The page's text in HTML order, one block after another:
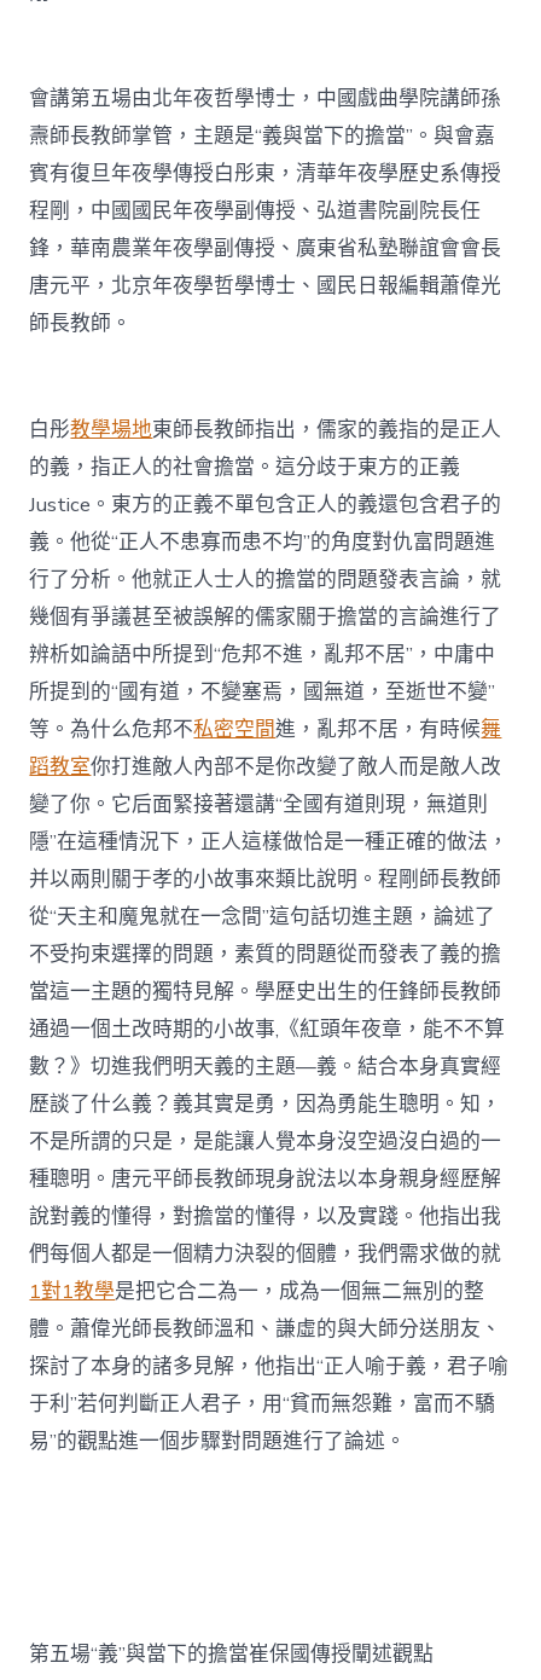
會講第五場由北年夜哲學博士，中國戲曲學院講師孫
燾師長教師掌管，主題是“義與當下的擔當”。與會嘉
賓有復旦年夜學傳授白彤東，清華年夜學歷史系傳授
程剛，中國國民年夜學副傳授、弘道書院副院長任
鋒，華南農業年夜學副傳授、廣東省私塾聯誼會會長
唐元平，北京年夜學哲學博士、國民日報編輯蕭偉光
師長教師。
白彤教學場地東師長教師指出，儒家的義指的是正人
的義，指正人的社會擔當。這分歧于東方的正義
Justice。東方的正義不單包含正人的義還包含君子的
義。他從“正人不患寡而患不均”的角度對仇富問題進
行了分析。他就正人士人的擔當的問題發表言論，就
幾個有爭議甚至被誤解的儒家關于擔當的言論進行了
辨析如論語中所提到“危邦不進，亂邦不居”，中庸中
所提到的“國有道，不變塞焉，國無道，至逝世不變”
等。為什么危邦不私密空間進，亂邦不居，有時候舞
蹈教室你打進敵人內部不是你改變了敵人而是敵人改
變了你。它后面緊接著還講“全國有道則現，無道則
隱”在這種情況下，正人這樣做恰是一種正確的做法，
并以兩則關于孝的小故事來類比說明。程剛師長教師
從“天主和魔鬼就在一念間”這句話切進主題，論述了
不受拘束選擇的問題，素質的問題從而發表了義的擔
當這一主題的獨特見解。學歷史出生的任鋒師長教師
通過一個土改時期的小故事,《紅頭年夜章，能不不算
數？》切進我們明天義的主題—義。結合本身真實經
歷談了什么義？義其實是勇，因為勇能生聰明。知，
不是所謂的只是，是能讓人覺本身沒空過沒白過的一
種聰明。唐元平師長教師現身說法以本身親身經歷解
說對義的懂得，對擔當的懂得，以及實踐。他指出我
們每個人都是一個精力決裂的個體，我們需求做的就
1對1教學是把它合二為一，成為一個無二無別的整
體。蕭偉光師長教師溫和、謙虛的與大師分送朋友、
探討了本身的諸多見解，他指出“正人喻于義，君子喻
于利”若何判斷正人君子，用“貧而無怨難，富而不驕
易”的觀點進一個步驟對問題進行了論述。
第五場“義”與當下的擔當崔保國傳授闡述觀點